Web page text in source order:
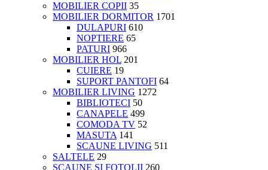
MOBILIER COPII 35
MOBILIER DORMITOR 1701
DULAPURI 610
NOPTIERE 65
PATURI 966
MOBILIER HOL 201
CUIERE 19
SUPORT PANTOFI 64
MOBILIER LIVING 1272
BIBLIOTECI 50
CANAPELE 499
COMODA TV 52
MASUTA 141
SCAUNE LIVING 511
SALTELE 29
SCAUNE SI FOTOLII 260